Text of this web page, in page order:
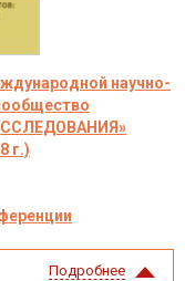
научно-
г.)
Подробнее